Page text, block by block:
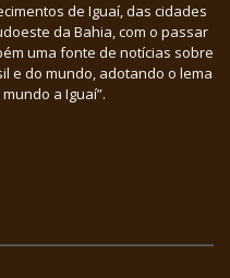
de Iguaí, das cidades
da Bahia, com o passar
uma fonte de notícias sobre
e do mundo, adotando o lema
a Iguaí”.